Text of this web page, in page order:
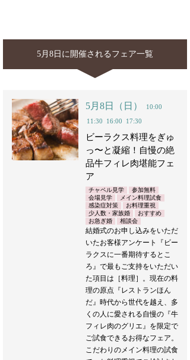
5月8日に開催されるフェア一覧
5月8日（日）
10:00
11:30
16:00 17:30
ビーラクス料理をぎゅ
っ〜と凝縮！自慢の絶
品牛フィレ肉堪能フェ
ア
チャペル見学
参加無料
会場見学
メイン料理試食
感染症対策
お料理重視
少人数・家族婚
おすすめ
お急ぎ婚
相談会
結婚式のお申し込みをいただ
いたお客様アンケート『ビー
ラクスに一番期待するとこ
ろ』で最もご支持をいただい
た項目は［料理］。現在の料
理の原点『レストランほん
だ』時代から世代を越え、多
くの人に愛される自慢の『牛
フィレ肉のグリエ』を限定で
ご試食できるお得なフェア。
こだわりのメイン料理の試食